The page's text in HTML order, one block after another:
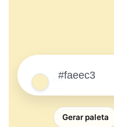
Gerar paleta